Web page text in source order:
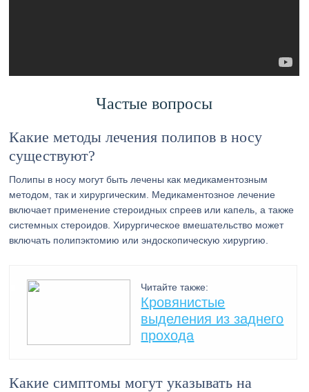
Частые вопросы
Какие методы лечения полипов в носу
существуют?
Полипы в носу могут быть лечены как медикаментозным
методом, так и хирургическим. Медикаментозное лечение
включает применение стероидных спреев или капель, а также
системных стероидов. Хирургическое вмешательство может
включать полипэктомию или эндоскопическую хирургию.
Читайте также:
Кровянистые
выделения из заднего
прохода
Какие симптомы могут указывать на